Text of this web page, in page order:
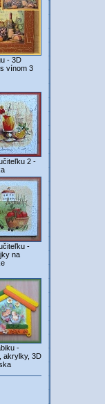
- 3D
vínom 3
2 -
-
na
-
akrylky, 3D